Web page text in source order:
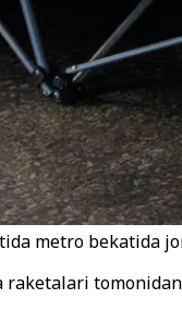
metro bekatida